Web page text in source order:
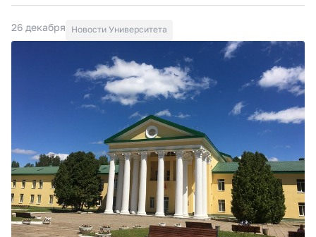
26 декабря Новости Университета